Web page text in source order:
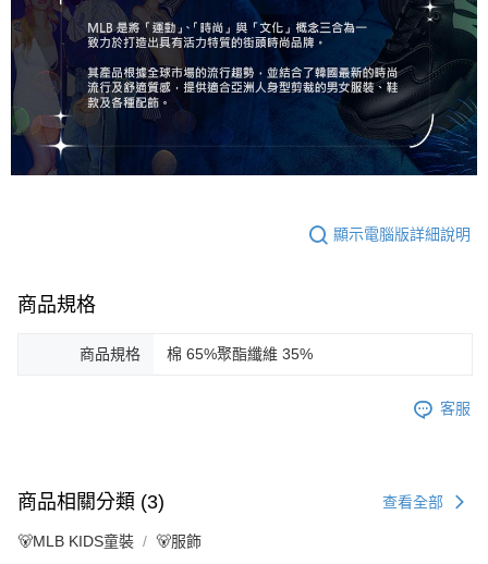
顯示電腦版詳細說明
商品規格
商品規格 棉 65%聚酯纖維 35%
客服
商品相關分類 (3) 查看全部
🐻MLB KIDS童裝 🐻服飾